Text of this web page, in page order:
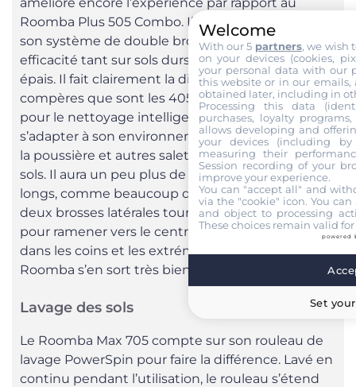
Roomba Plus 505 Combo. Il s’appuie pour cela sur
son système de double brosse qui montre son
efficacité tant sur sols durs que sur les tapis fin et
épais. Il fait clairement la différence avec ses deux
compères que sont les 405 et 505. En optant
pour le nettoyage intelligent, le robot va
s’adapter à son environnement et venir à bout de
la poussière et autres saletés présentes sur vos
sols. Il aura un peu plus de mal sur les tapis à poils
longs, comme beaucoup d’aspirateurs robots. Les
deux brosses latérales tournent en permanence
pour ramener vers le centre les saletés présentes
dans les coins et les extrémités. Globalement, le
Roomba s’en sort très bien en aspiration.
Lavage des sols
Le Roomba Max 705 compte sur son rouleau de
lavage PowerSpin pour faire la différence. Lavé en
continu pendant l’utilisation, le rouleau s’étend
Welcome
With our 5 partners, we wish
on your devices (cookies,
your personal data with our
this website or in our emails,
obtained later, including in
Processing this data
purchases, loyalty
allows developing and
your devices (including
measuring their
Session recording of your
improve your experience.
You can "accept all" and
via the "cookie" icon. You
and object to processing
These choices remain valid
powered
Set